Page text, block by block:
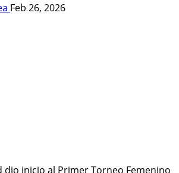
Feb 26, 2026